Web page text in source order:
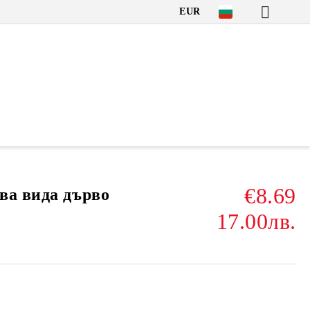
EUR
вида дърво
€8.69
17.00лв.